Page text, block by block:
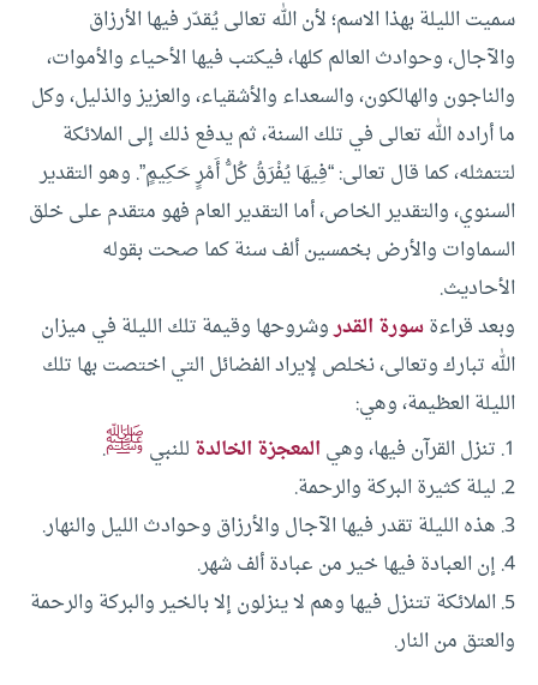
سميت الليلة بهذا الاسم؛ لأن الله تعالى يُقدّر فيها الأرزاق
والآجال، وحوادث العالم كلها، فيكتب فيها الأحياء والأموات،
والناجون والهالكون، والسعداء والأشقياء، والعزيز والذليل، وكل
ما أراده الله تعالى في تلك السنة، ثم يدفع ذلك إلى الملائكة
لتتمثله، كما قال تعالى: “فِيهَا يُفْرَقُ كُلُّ أَمْرٍ حَكِيمٍ”. وهو التقدير
السنوي، والتقدير الخاص، أما التقدير العام فهو متقدم على خلق
السماوات والأرض بخمسين ألف سنة كما صحت بقوله
الأحاديث.
وبعد قراءةسورة القدروشروحها وقيمة تلك الليلة في ميزان
الله تبارك وتعالى، نخلص لإيراد الفضائل التي اختصت بها تلك
الليلة العظيمة، وهي:
1. تنزل القرآن فيها، وهي
المعجزة الخالدة للنبي ﷺ.
2. ليلة كثيرة البركة والرحمة.
3. هذه الليلة تقدر فيها الآجال والأرزاق وحوادث الليل والنهار.
4. إن العبادة فيها خير من عبادة ألف شهر.
5. الملائكة تتنزل فيها وهم لا ينزلون إلا بالخير والبركة والرحمة
والعتق من النار.